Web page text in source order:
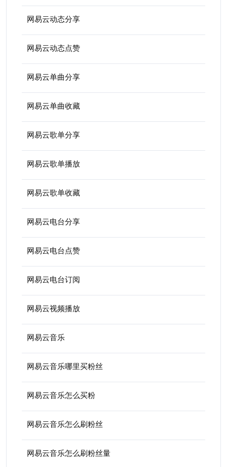
网易云动态分享
网易云动态点赞
网易云单曲分享
网易云单曲收藏
网易云歌单分享
网易云歌单播放
网易云歌单收藏
网易云电台分享
网易云电台点赞
网易云电台订阅
网易云视频播放
网易云音乐
网易云音乐哪里买粉丝
网易云音乐怎么买粉
网易云音乐怎么刷粉丝
网易云音乐怎么刷粉丝量